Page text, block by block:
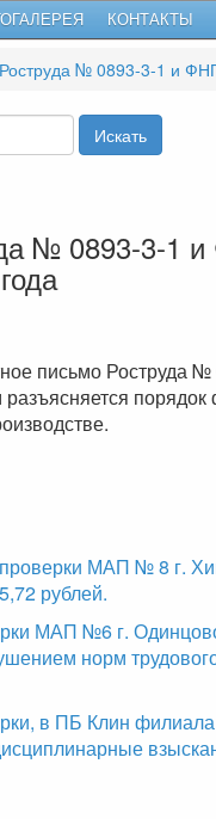
КОНТАКТЫ
№ 0893-3-1 и ФНПР №
№ 0893-3-1
письмо
проверки МАП № 8
рублей.
МАП №6 г.
норм
в ПБ Клин